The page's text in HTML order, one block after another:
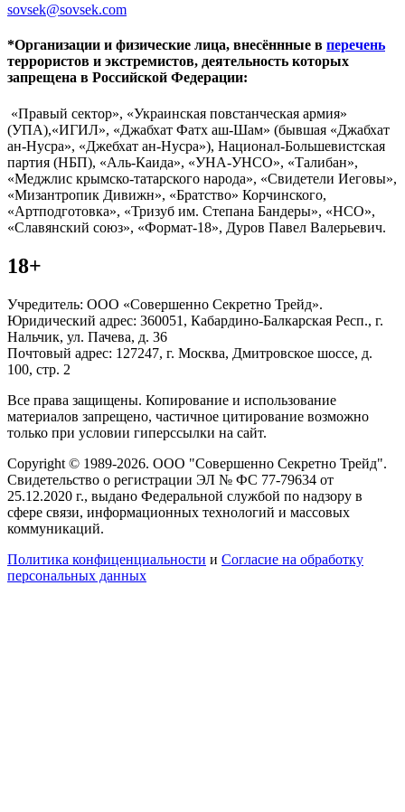
sovsek@sovsek.com
*Организации и физические лица, внесённные в перечень
террористов и экстремистов, деятельность которых
запрещена в Российской Федерации:
«Правый сектор», «Украинская повстанческая армия»
(УПА),«ИГИЛ», «Джабхат Фатх аш-Шам» (бывшая «Джабхат
ан-Нусра», «Джебхат ан-Нусра»), Национал-Большевистская
партия (НБП), «Аль-Каида», «УНА-УНСО», «Талибан»,
«Меджлис крымско-татарского народа», «Свидетели Иеговы»,
«Мизантропик Дивижн», «Братство» Корчинского,
«Артподготовка», «Тризуб им. Степана Бандеры», «НСО»,
«Славянский союз», «Формат-18», Дуров Павел Валерьевич.
18+
Учредитель: ООО «Совершенно Секретно Трейд».
Юридический адрес: 360051, Кабардино-Балкарская Респ., г.
Нальчик, ул. Пачева, д. 36
Почтовый адрес: 127247, г. Москва, Дмитровское шоссе, д.
100, стр. 2
Все права защищены. Копирование и использование
материалов запрещено, частичное цитирование возможно
только при условии гиперссылки на сайт.
Copyright © 1989-2026. ООО "Совершенно Секретно Трейд".
Свидетельство о регистрации ЭЛ № ФС 77-79634 от
25.12.2020 г., выдано Федеральной службой по надзору в
сфере связи, информационных технологий и массовых
коммуникаций.
Политика конфиценциальности и Согласие на обработку
персональных данных